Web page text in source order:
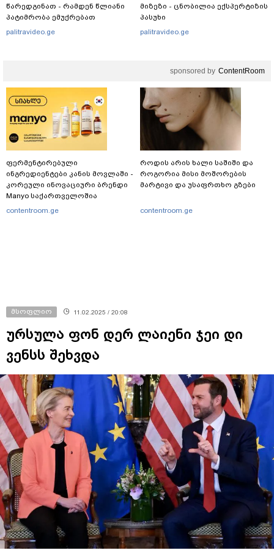
წარედგინათ - რამდენ წლიანი
პატიმრობა ემუქრებათ
არასრულწლოვნებს?
palitravideo.ge
მიზეზი - ცნობილია ექსპერტიზის
პასუხი
palitravideo.ge
sponsored by ContentRoom
ფერმენტირებული
ინგრედიენტები კანის მოვლაში -
კორეული ინოვაციური ბრენდი
Manyo საქართველოშია
contentroom.ge
როდის არის ხალი საშიში და
როგორია მისი მოშორების
მარტივი და უსაფრთხო გზები
contentroom.ge
მსოფლიო 11.02.2025 / 20:08
ურსულა ფონ დერ ლაიენი ჯეი დი
ვენსს შეხვდა